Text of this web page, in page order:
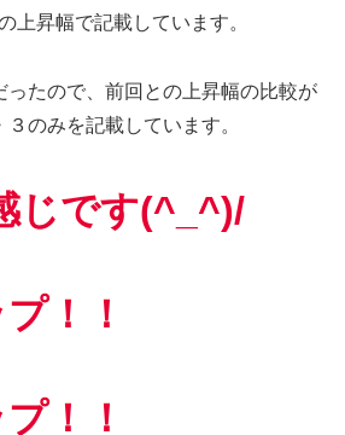
上昇幅で記載しています。
たので、前回との上昇幅の比較が
のみを記載しています。
じです(^_^)/
！！
！！